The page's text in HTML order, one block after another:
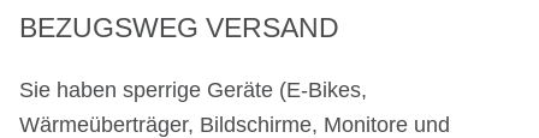
BEZUGSWEG VERSAND
Sie haben sperrige Geräte (E-Bikes,
Wärmeüberträger, Bildschirme, Monitore und